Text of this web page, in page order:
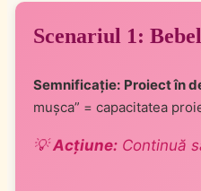
Scenariul 1:
Semnificație: Proiect în
mușca” = capacitatea
💡Acțiune: Continuă